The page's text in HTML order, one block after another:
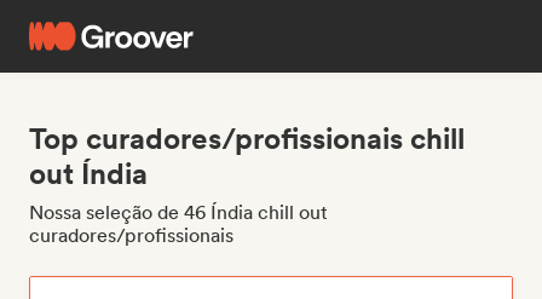
Top curadores/profissionais chill
out Índia
Nossa seleção de 46 Índia chill out
curadores/profissionais